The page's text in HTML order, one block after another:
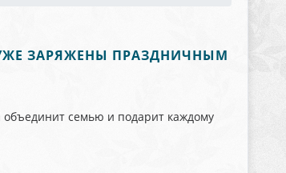
ЗАРЯЖЕНЫ ПРАЗДНИЧНЫМ
объединит семью и подарит каждому